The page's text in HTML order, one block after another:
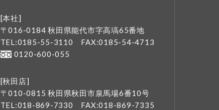
[本社]
〒016-0184 秋田県能代市字高塙65番地
TEL:0185-55-3110
FAX:0185-54-4713
0120-600-055
[秋田店]
〒010-0815 秋田県秋田市泉馬場6番10号
TEL:018-869-7330
FAX:018-869-7335